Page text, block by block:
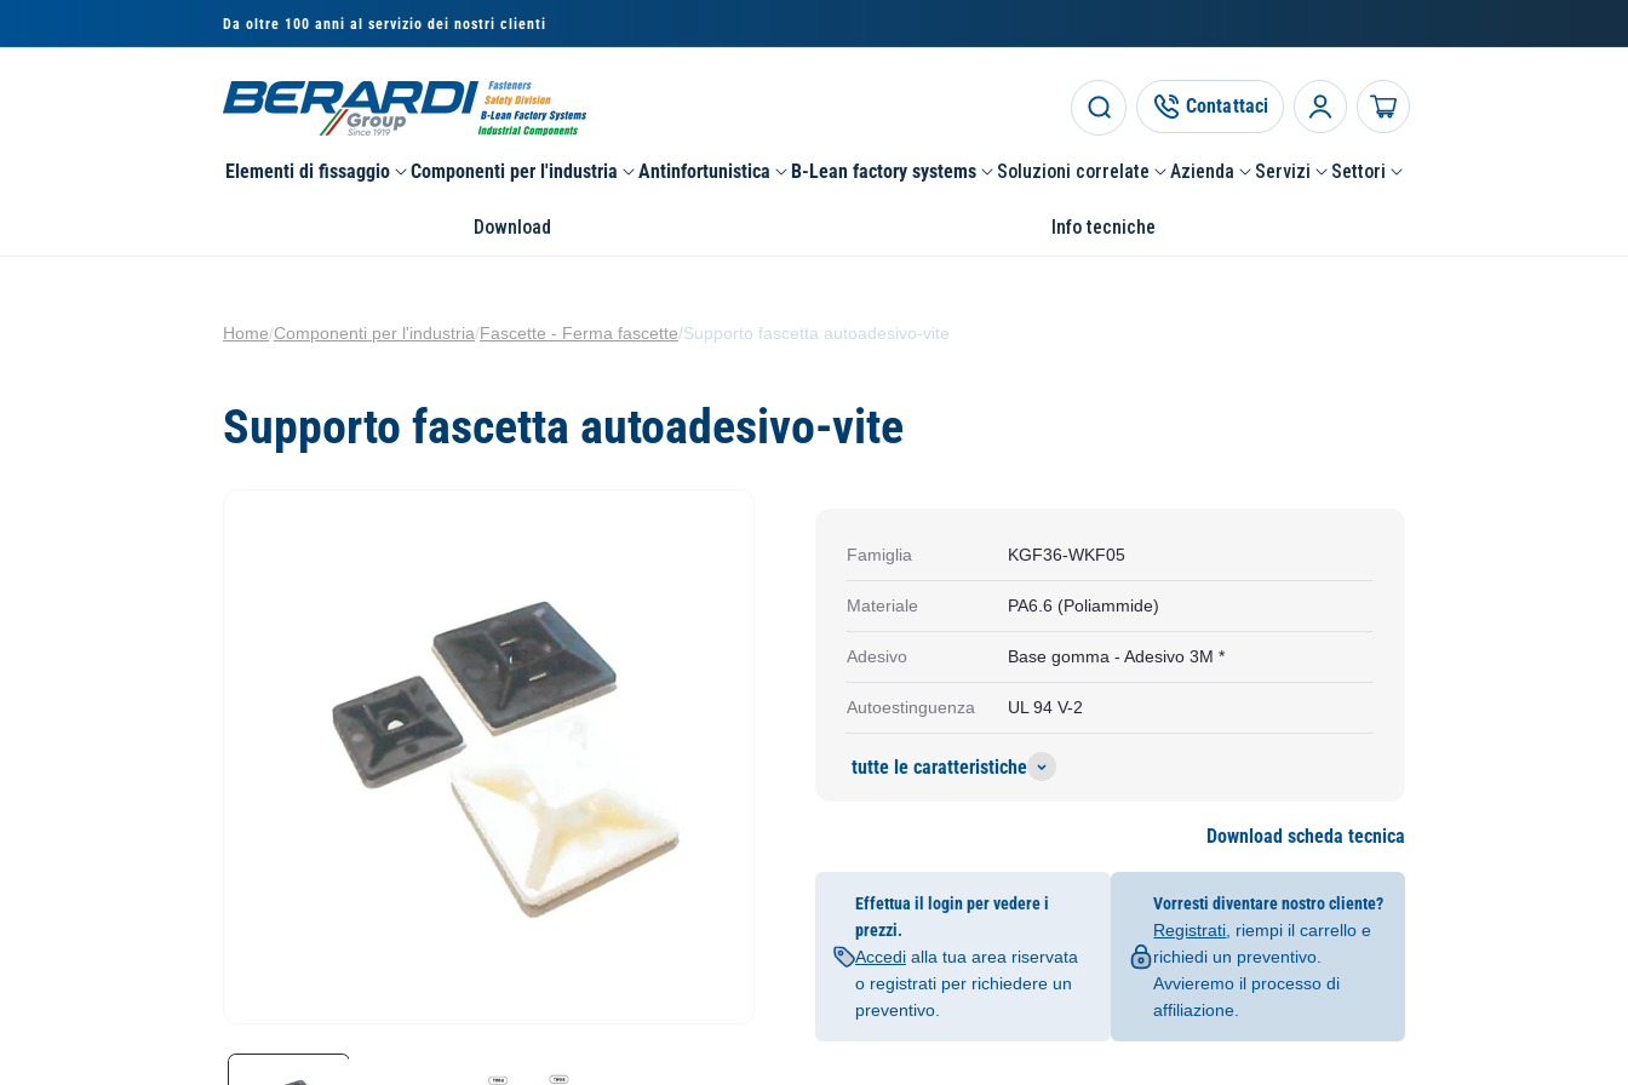
ai contenuti
Da oltre 100 anni al servizio dei nostri clienti
Elementi di fissaggio Componenti per l'industria Antinfortunistica B-Lean factory systems Soluzioni correlate Azienda Servizi Settori
Download Info tecniche
Contattaci Accedi Carrello
Home/Componenti per l'industria/Fascette - Ferma fascette/Supporto fascetta autoadesivo-vite
Supporto fascetta autoadesivo-vite
Famiglia KGF36-WKF05
Materiale PA6.6 (Poliammide)
Adesivo Base gomma - Adesivo 3M *
Autoestinguenza UL 94 V-2
tutte le caratteristiche
Download scheda tecnica
Effettua il login per vedere i
prezzi.
Accedialla tua area riservata
o registrati per richiedere un
preventivo.
Vorresti diventare nostro cliente?
Registrati, riempi il carrello e
richiedi un preventivo.
Avvieremo il processo di
affiliazione.